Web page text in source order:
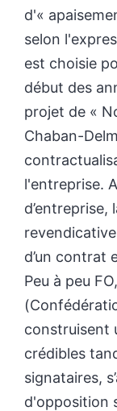
d'«
selon
est choisie
début des
projet de «
Chaban-
l'entreprise.
d’un contrat
Peu à peu
construisent
crédibles
signataires,
d'opposition